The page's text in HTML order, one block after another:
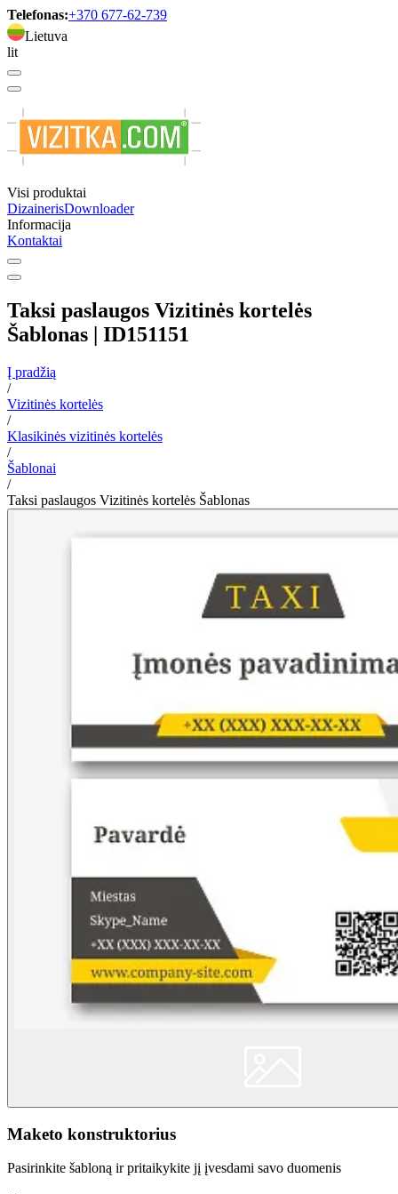
Telefonas:+370 677-62-739
Lietuva
lit
Visi produktai
DizainerisDownloader
Informacija
Kontaktai
Taksi paslaugos Vizitinės kortelės
Šablonas | ID151151
Į pradžią
/
Vizitinės kortelės
/
Klasikinės vizitinės kortelės
/
Šablonai
/
Taksi paslaugos Vizitinės kortelės Šablonas
Maketo konstruktorius
Pasirinkite šabloną ir pritaikykite jį įvesdami savo duomenis